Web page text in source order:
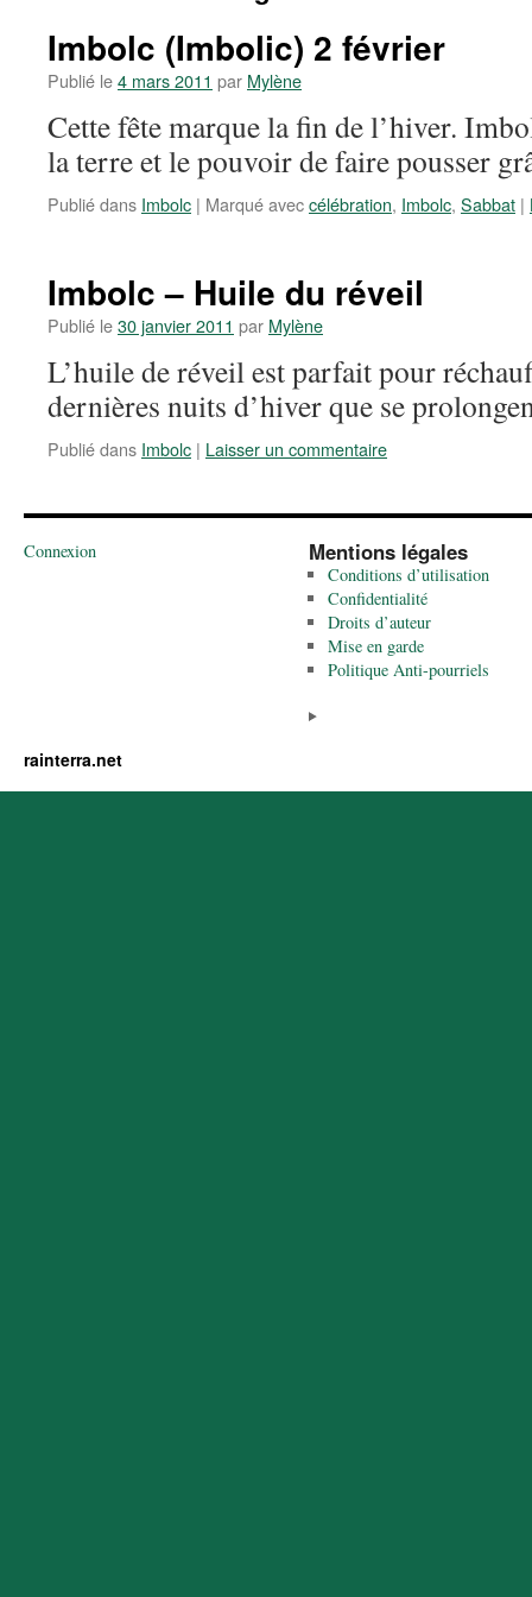
Imbolc (Imbolic) 2 février
Publié le4 mars 2011 par Mylène
Cette fête marque la fin de l’hiver.
la terre et le pouvoir de faire pousser
Publié dans Imbolc | Marqué aveccélébration, Imbolc, Sabbat |
Imbolc – Huile du réveil
Publié le30 janvier 2011 par Mylène
L’huile de réveil est parfait pour
dernières nuits d’hiver que se
Publié dans Imbolc | Laisser un commentaire
Connexion Mentions légales
Conditions d’utilisation
Confidentialité
Droits d’auteur
Mise en garde
Politique Anti-pourriels
rainterra.net